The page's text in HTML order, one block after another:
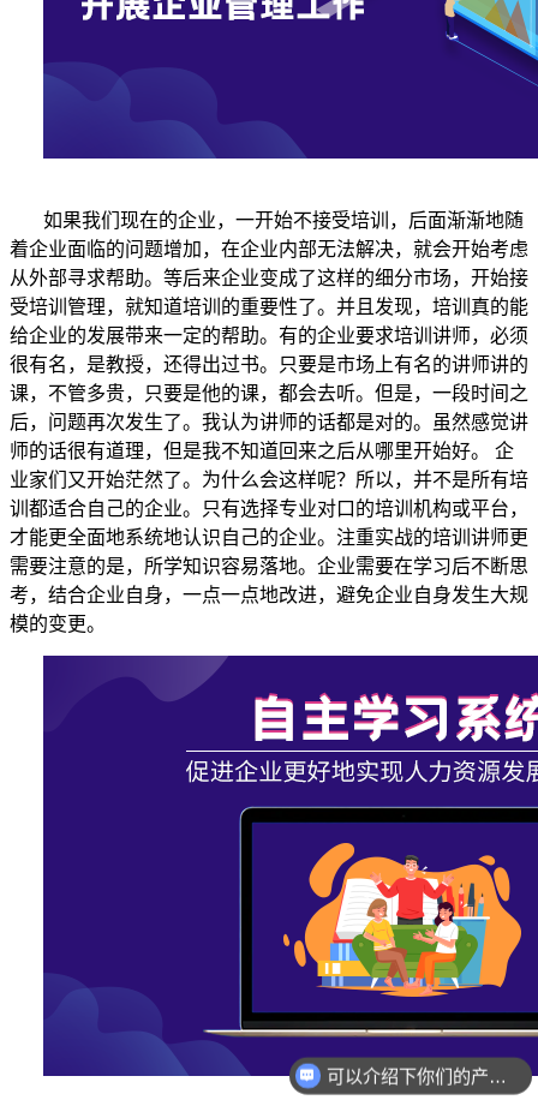
如果我们现在的企业，一开始不接受培训，后面渐渐地随
着企业面临的问题增加，在企业内部无法解决，就会开始考虑
从外部寻求帮助。等后来企业变成了这样的细分市场，开始接
受培训管理，就知道培训的重要性了。并且发现，培训真的能
给企业的发展带来一定的帮助。有的企业要求培训讲师，必须
很有名，是教授，还得出过书。只要是市场上有名的讲师讲的
课，不管多贵，只要是他的课，都会去听。但是，一段时间 之
后，问题再次发生了。我认为讲师的话都是对的。虽然感觉讲
师的话很有道理，但是我不知道回来之后从哪里开始好。
企
业家们又开始茫然了。为什么会这样呢？所以，并不是所有培
训都适合自己的企业。只有选择专业对口的培训机构或平台，
才能更全面地系统地认识自己的企业。注重实战的培训讲师更
需要注意的是，所学知识容易落地。企业需要在学习后不断思
考，结合企业自身，一点一点地改进，避免企业自身发生大规
模的变更。
可以介绍下你们的产品么？